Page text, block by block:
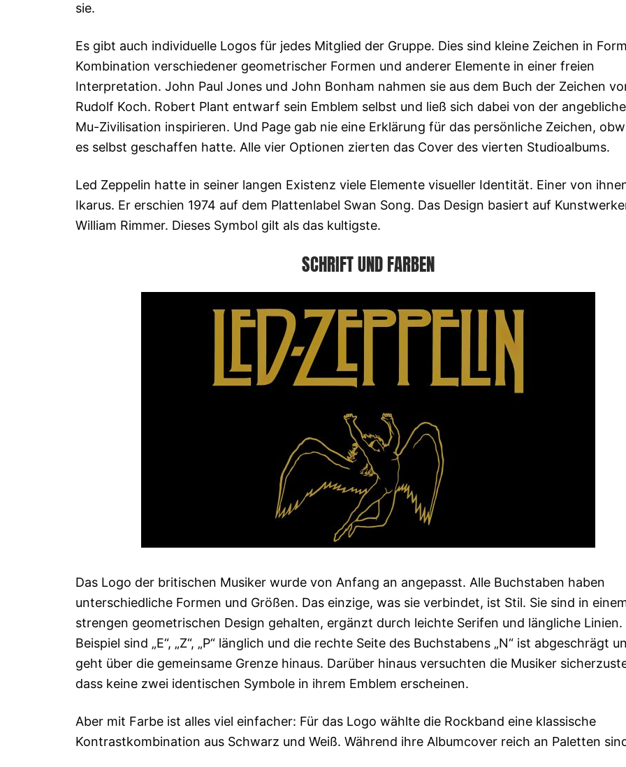
sie.
Es gibt auch individuelle Logos für jedes Mitglied der Gruppe. Dies sind kleine Zeichen in
Kombination verschiedener geometrischer Formen und anderer Elemente in einer freien
Interpretation. John Paul Jones und John Bonham nahmen sie aus dem Buch der Zeichen
Rudolf Koch. Robert Plant entwarf sein Emblem selbst und ließ sich dabei von der
Mu-Zivilisation inspirieren. Und Page gab nie eine Erklärung für das persönliche Zeichen,
es selbst geschaffen hatte. Alle vier Optionen zierten das Cover des vierten Studioalbums.
Led Zeppelin hatte in seiner langen Existenz viele Elemente visueller Identität. Einer von
Ikarus. Er erschien 1974 auf dem Plattenlabel Swan Song. Das Design basiert auf
William Rimmer. Dieses Symbol gilt als das kultigste.
SCHRIFT UND FARBEN
Das Logo der britischen Musiker wurde von Anfang an angepasst. Alle Buchstaben haben
unterschiedliche Formen und Größen. Das einzige, was sie verbindet, ist Stil. Sie sind in
strengen geometrischen Design gehalten, ergänzt durch leichte Serifen und längliche Linien.
Beispiel sind „E“, „Z“, „P“ länglich und die rechte Seite des Buchstabens „N“ ist abgeschrägt
geht über die gemeinsame Grenze hinaus. Darüber hinaus versuchten die Musiker
dass keine zwei identischen Symbole in ihrem Emblem erscheinen.
Aber mit Farbe ist alles viel einfacher: Für das Logo wählte die Rockband eine klassische
Kontrastkombination aus Schwarz und Weiß. Während ihre Albumcover reich an Paletten